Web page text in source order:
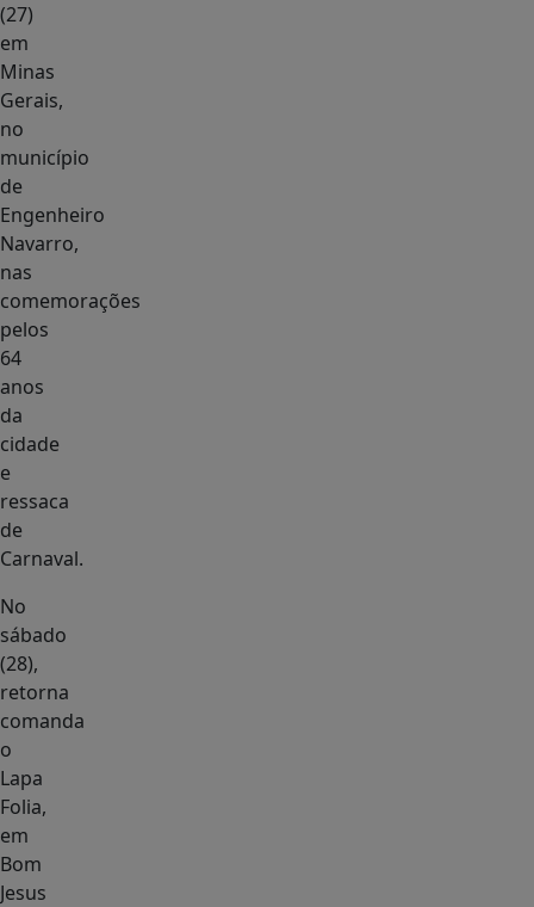
(27)
em
Minas
Gerais,
no
município
de
Engenheiro
Navarro,
nas
comemorações
pelos
64
anos
da
cidade
e
ressaca
de
Carnaval.
No
sábado
(28),
retorna
comanda
o
Lapa
Folia,
em
Bom
Jesus